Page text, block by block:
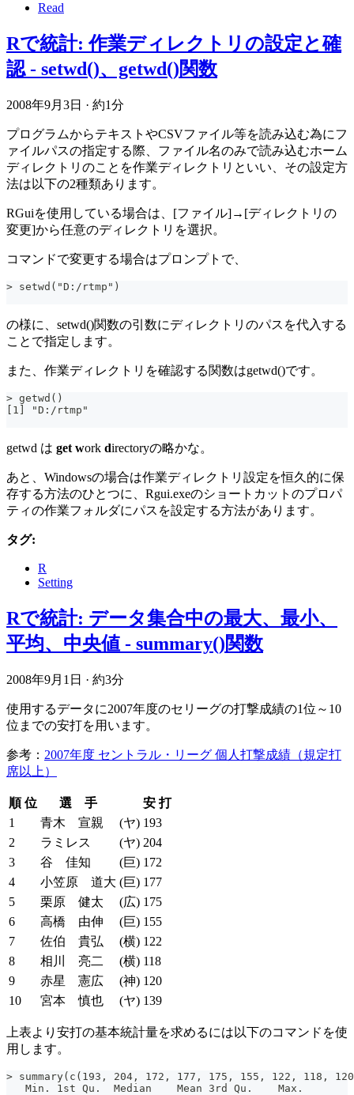
Read
Rで統計: 作業ディレクトリの設定と確
認 - setwd()、getwd()関数
2008年9月3日 · 約1分
プログラムからテキストやCSVファイル等を読み込む為にフ
ァイルパスの指定する際、ファイル名のみで読み込むホーム
ディレクトリのことを作業ディレクトリといい、その設定方
法は以下の2種類あります。
RGuiを使用している場合は、[ファイル]→[ディレクトリの
変更]から任意のディレクトリを選択。
コマンドで変更する場合はプロンプトで、
> setwd("D:/rtmp")
の様に、setwd()関数の引数にディレクトリのパスを代入する
ことで指定します。
また、作業ディレクトリを確認する関数はgetwd()です。
> getwd()
[1] "D:/rtmp"
getwd は get work directoryの略かな。
あと、Windowsの場合は作業ディレクトリ設定を恒久的に保
存する方法のひとつに、Rgui.exeのショートカットのプロパ
ティの作業フォルダにパスを設定する方法があります。
タグ:
R
Setting
Rで統計: データ集合中の最大、最小、
平均、中央値 - summary()関数
2008年9月1日 · 約3分
使用するデータに2007年度のセリーグの打撃成績の1位～10
位までの安打を用います。
参考： 2007年度 セントラル・リーグ 個人打撃成績（規定打
席以上）
順 位 選 手
安 打
1
青木 宣親 (ヤ) 193
2
ラミレス (ヤ) 204
3
谷 佳知 (巨) 172
4
小笠原 道大 (巨) 177
5
栗原 健太 (広) 175
6
高橋 由伸 (巨) 155
7
佐伯 貴弘 (横) 122
8
相川 亮二 (横) 118
9
赤星 憲広 (神) 120
10
宮本 慎也 (ヤ) 139
上表より安打の基本統計量を求めるには以下のコマンドを使
用します。
> summary(c(193, 204, 172, 177, 175, 155, 122, 118,
   Min. 1st Qu.  Median    Mean 3rd Qu.    Max.